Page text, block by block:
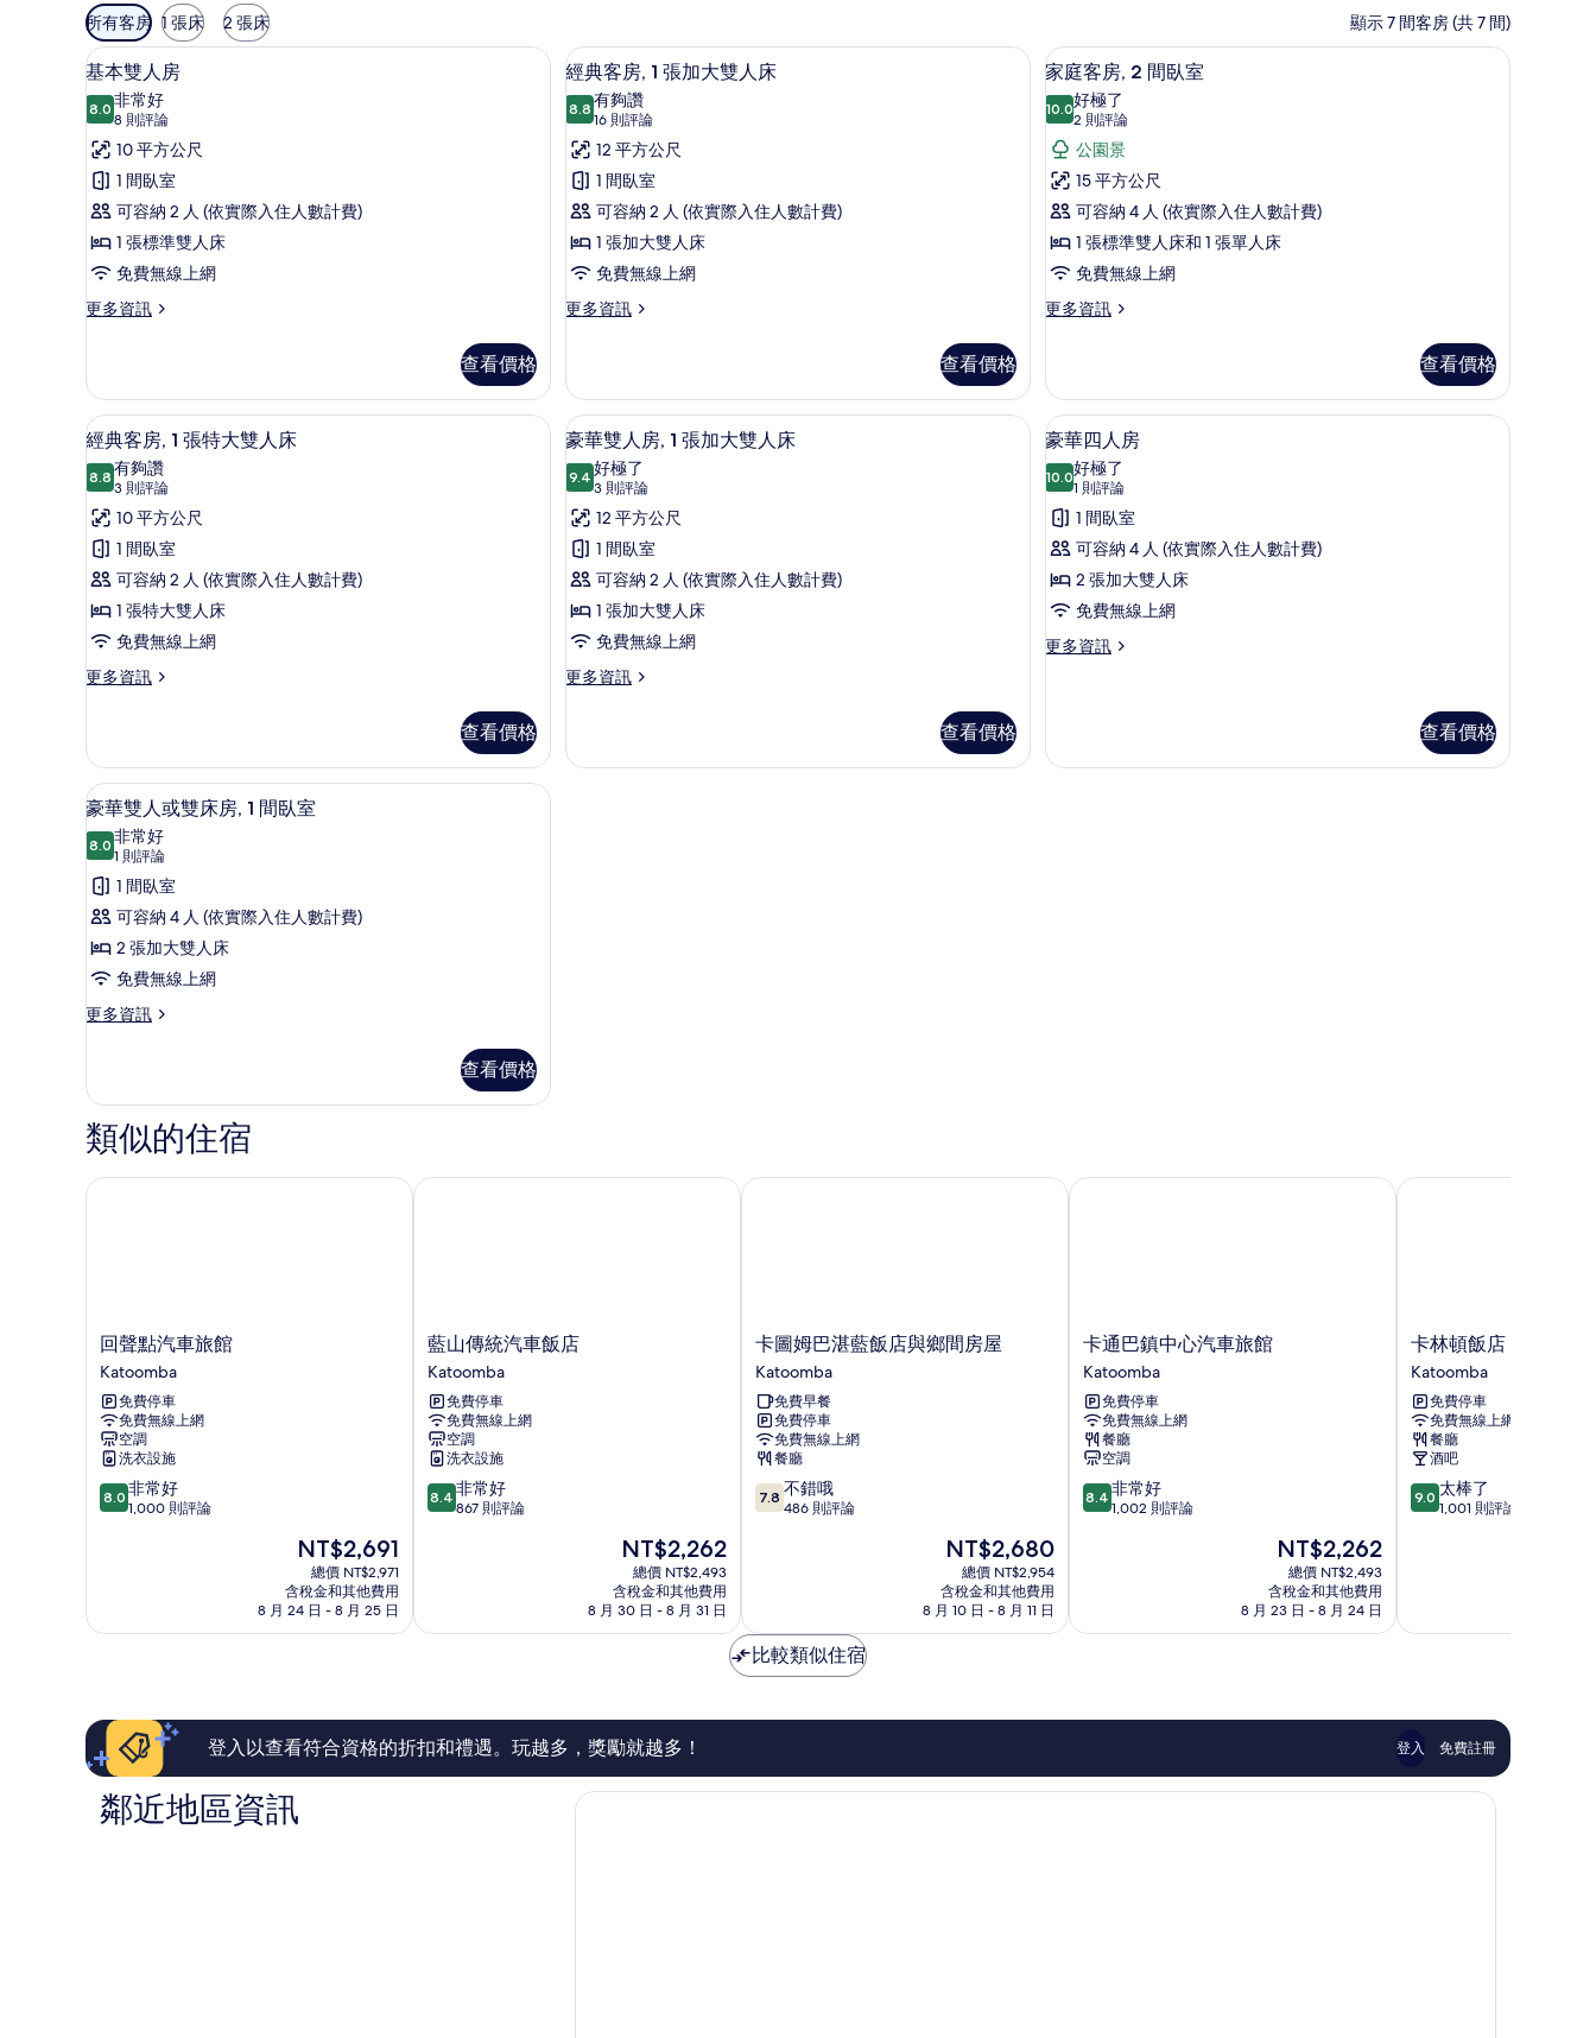
可
用
的
客
房
篩
選
條
件
所有客房 1 張床 2 張床 顯示 7 間客房 (共 7 間)
顯
示
基
本
雙
人
房
的
所
片
基本雙人房 | 高級寢具、迷你吧、遮光布/窗簾、熨斗/熨衣板
4
基本雙人房
8.08.0 分，滿分 10 分
非常好
8 則評論
(8
則
評
論)
10 平方公尺
1 間臥室
可容納 2 人 (依實際入住人數計費)
1 張標準雙人床
免費無線上網
更多資訊
更
雙
人
房
詳
查看價格
顯
示
經
典
客
房,
1
張
加
人
床
的
所
有
相
片
經典客房, 1 張加大雙人床 | 高級寢具、迷你吧、遮光布/窗簾、熨斗/熨衣板
7
經典客房, 1 張加大雙人床
8.88.8 分，滿分 10 分
有夠讚
16 則評論
(16
則
評
論)
12 平方公尺
1 間臥室
可容納 2 人 (依實際入住人數計費)
1 張加大雙人床
免費無線上網
更多資訊
更
客
房,
1
加
雙
人
床
的
詳
查看價格
顯
示
家
庭
客
房,
2
間
臥
所
有
相
片
家庭客房, 2 間臥室 | 高級寢具、迷你吧、遮
6
家庭客房, 2 間臥室
10.010.0 分，滿分 10 分
好極了
2 則評論
(2
則
評
論)
公園景
15 平方公尺
可容納 4 人 (依實際入住人數計費)
1 張標準雙人床和 1 張單人床
免費無線上網
更多資訊
更
客
房,
2
臥
的
詳
查看價格
顯
示
經
典
客
房,
1
張
特
人
床
的
所
有
相
片
經典客房, 1 張特大雙人床 | 高級寢具、迷你吧、遮光布/窗簾、熨斗/熨衣板
5
經典客房, 1 張特大雙人床
8.88.8 分，滿分 10 分
有夠讚
3 則評論
(3
則
評
論)
10 平方公尺
1 間臥室
可容納 2 人 (依實際入住人數計費)
1 張特大雙人床
免費無線上網
更多資訊
更
客
房,
1
特
雙
人
的
詳
查看價格
顯
示
豪
華
雙
人
房,
1
張
雙
高級寢具、迷你吧、遮光布/窗簾、熨斗/熨衣板
6
豪華雙人房, 1 張加大雙人床
9.49.4 分，滿分 10 分
好極了
3 則評論
(3
則
評
論)
12 平方公尺
1 間臥室
可容納 2 人 (依實際入住人數計費)
1 張加大雙人床
免費無線上網
更多資訊
更
雙
查看價格
顯
示
豪
華
四
人
房
的
片
豪華四人房 | 高級寢具、迷你吧、遮光布/窗
7
豪華四人房
10.010.0 分，滿分 10 分
好極了
1 則評論
(1
則
評
論)
1 間臥室
可容納 4 人 (依實際入住人數計費)
2 張加大雙人床
免費無線上網
更多資訊
更
人
房
查看價格
顯
示
豪
華
雙
人
或
雙
1
間
臥
室
片
豪華雙人或雙床房, 1 間臥室 | 高級寢具、迷你吧、遮光布/窗簾、熨斗/熨衣板
5
豪華雙人或雙床房, 1 間臥室
8.08.0 分，滿分 10 分
非常好
1 則評論
(1
則
評
論)
1 間臥室
可容納 4 人 (依實際入住人數計費)
2 張加大雙人床
免費無線上網
更多資訊
更
雙
人
或
雙
床
查看價格
類似的住宿
回
聲
點
汽
車
旅
館
Katoomba
回聲點汽車旅館
Katoomba
免費停車
免費無線上網
空調
洗衣設施
8.0
分，
常
評
8.0 非常好
1,000 則評論
現
在
價
格
為
NT$2,691
總價 NT$2,971
含稅金和其他費用
8 月 24 日 - 8 月 25 日
回聲點汽車旅館
藍
山
傳
統
汽
車
飯
店
Katoomba
藍山傳統汽車飯店
Katoomba
免費停車
免費無線上網
空調
洗衣設施
8.4
分，
常
評
論
8.4 非常好
867 則評論
現
在
價
格
為
NT$2,262
總價 NT$2,493
含稅金和其他費用
8 月 30 日 - 8 月 31 日
藍山傳統汽車飯店
卡
圖
姆
巴
湛
藍
飯
店
與
卡圖姆巴湛藍飯店與鄉間房屋
Katoomba
免費早餐
免費停車
免費無線上網
餐廳
7.8
分，
錯
哦，
486
評
7.8 不錯哦
486 則評論
現
價
格
為
NT$2,680
總價 NT$2,954
含稅金和其他費用
8 月 10 日 - 8 月 11 日
卡圖姆巴湛藍飯店與鄉間房屋
卡
通
巴
鎮
中
心
汽
車
旅
卡通巴鎮中心汽車旅館
Katoomba
免費停車
免費無線上網
餐廳
空調
8.4
分，
常
評
8.4 非常好
1,002 則評論
現
在
價
格
為
NT$2,262
總價 NT$2,493
含稅金和其他費用
8 月 23 日 - 8 月 24 日
卡通巴鎮中心汽車旅館
卡
林
頓
飯
店
Katoomba
卡林頓飯店
Katoomba
免費停車
免費無線上網
餐廳
酒吧
9.0
分，
棒
評
論
9.0 太棒了
1,001 則評論
卡林頓飯店
比較類似住宿
登入以查看符合資格的折扣和禮遇。玩越多，獎勵就越多！ 登入 免費註冊
鄰近地區資訊